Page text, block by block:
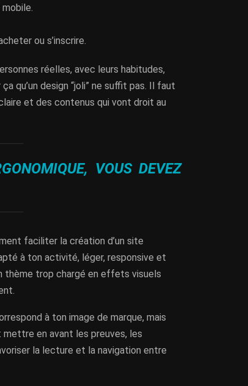
ou s’inscrire.
réelles, avec leurs habitudes,
qu’un design “joli” ne suffit pas. Il faut
et des contenus qui vont droit au
VOUS DEVEZ
faciliter la création d’un site
à ton activité, léger, responsive et
thème trop chargé en effets visuels
à ton image de marque, mais
en avant les preuves, les
la lecture et la navigation entre